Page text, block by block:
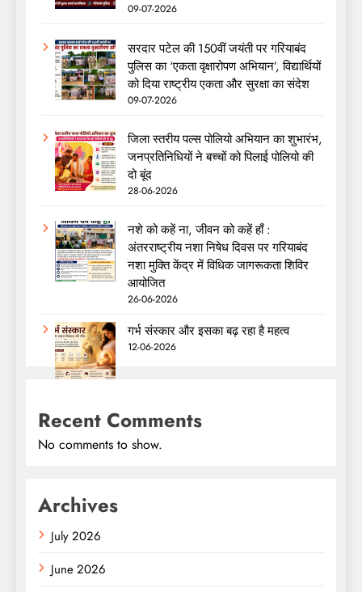
09-07-2026
सरदार पटेल की 150वीं जयंती पर गरियाबंद
पुलिस का ‘एकता वृक्षारोपण अभियान’, विद्यार्थियों
को दिया राष्ट्रीय एकता और सुरक्षा का संदेश
09-07-2026
जिला स्तरीय पल्स पोलियो अभियान का शुभारंभ,
जनप्रतिनिधियों ने बच्चों को पिलाई पोलियो की
दो बूंद
28-06-2026
नशे को कहें ना, जीवन को कहें हाँ :
अंतरराष्ट्रीय नशा निषेध दिवस पर गरियाबंद
नशा मुक्ति केंद्र में विधिक जागरूकता शिविर
आयोजित
26-06-2026
गर्भ संस्कार और इसका बढ़ रहा है महत्व
12-06-2026
Recent Comments
No comments to show.
Archives
July 2026
June 2026